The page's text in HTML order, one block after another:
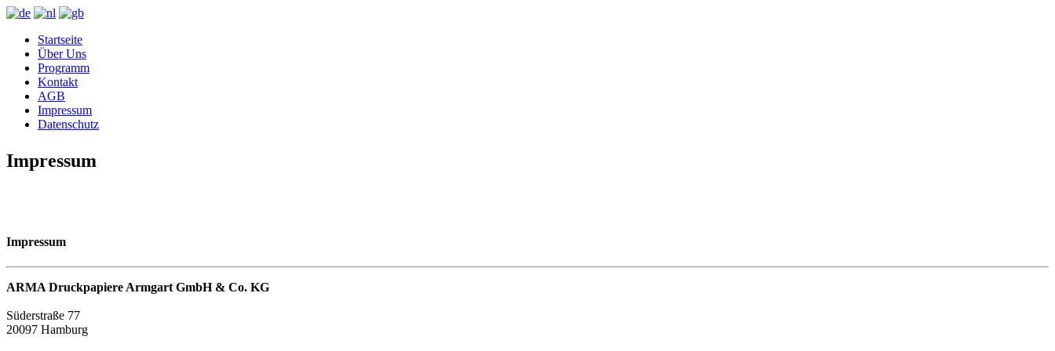
Startseite
Über Uns
Programm
Kontakt
AGB
Impressum
Datenschutz
Impressum
Impressum
ARMA Druckpapiere Armgart GmbH & Co. KG
Süderstraße 77
20097 Hamburg